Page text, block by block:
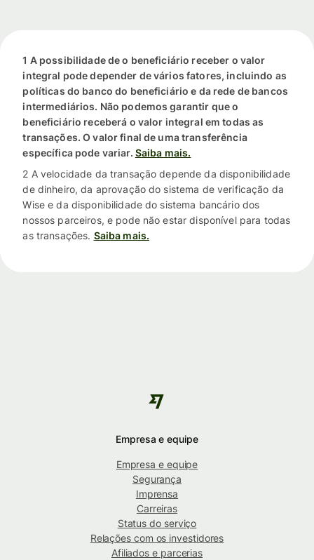
1 A possibilidade de o beneficiário receber o valor
integral pode depender de vários fatores, incluindo as
políticas do banco do beneficiário e da rede de bancos
intermediários. Não podemos garantir que o
beneficiário receberá o valor integral em todas as
transações. O valor final de uma transferência
específica pode variar. Saiba mais.
2 A velocidade da transação depende da disponibilidade
de dinheiro, da aprovação do sistema de verificação da
Wise e da disponibilidade do sistema bancário dos
nossos parceiros, e pode não estar disponível para todas
as transações. Saiba mais.
Empresa e equipe
Empresa e equipe
Segurança
Imprensa
Carreiras
Status do serviço
Relações com os investidores
Afiliados e parcerias